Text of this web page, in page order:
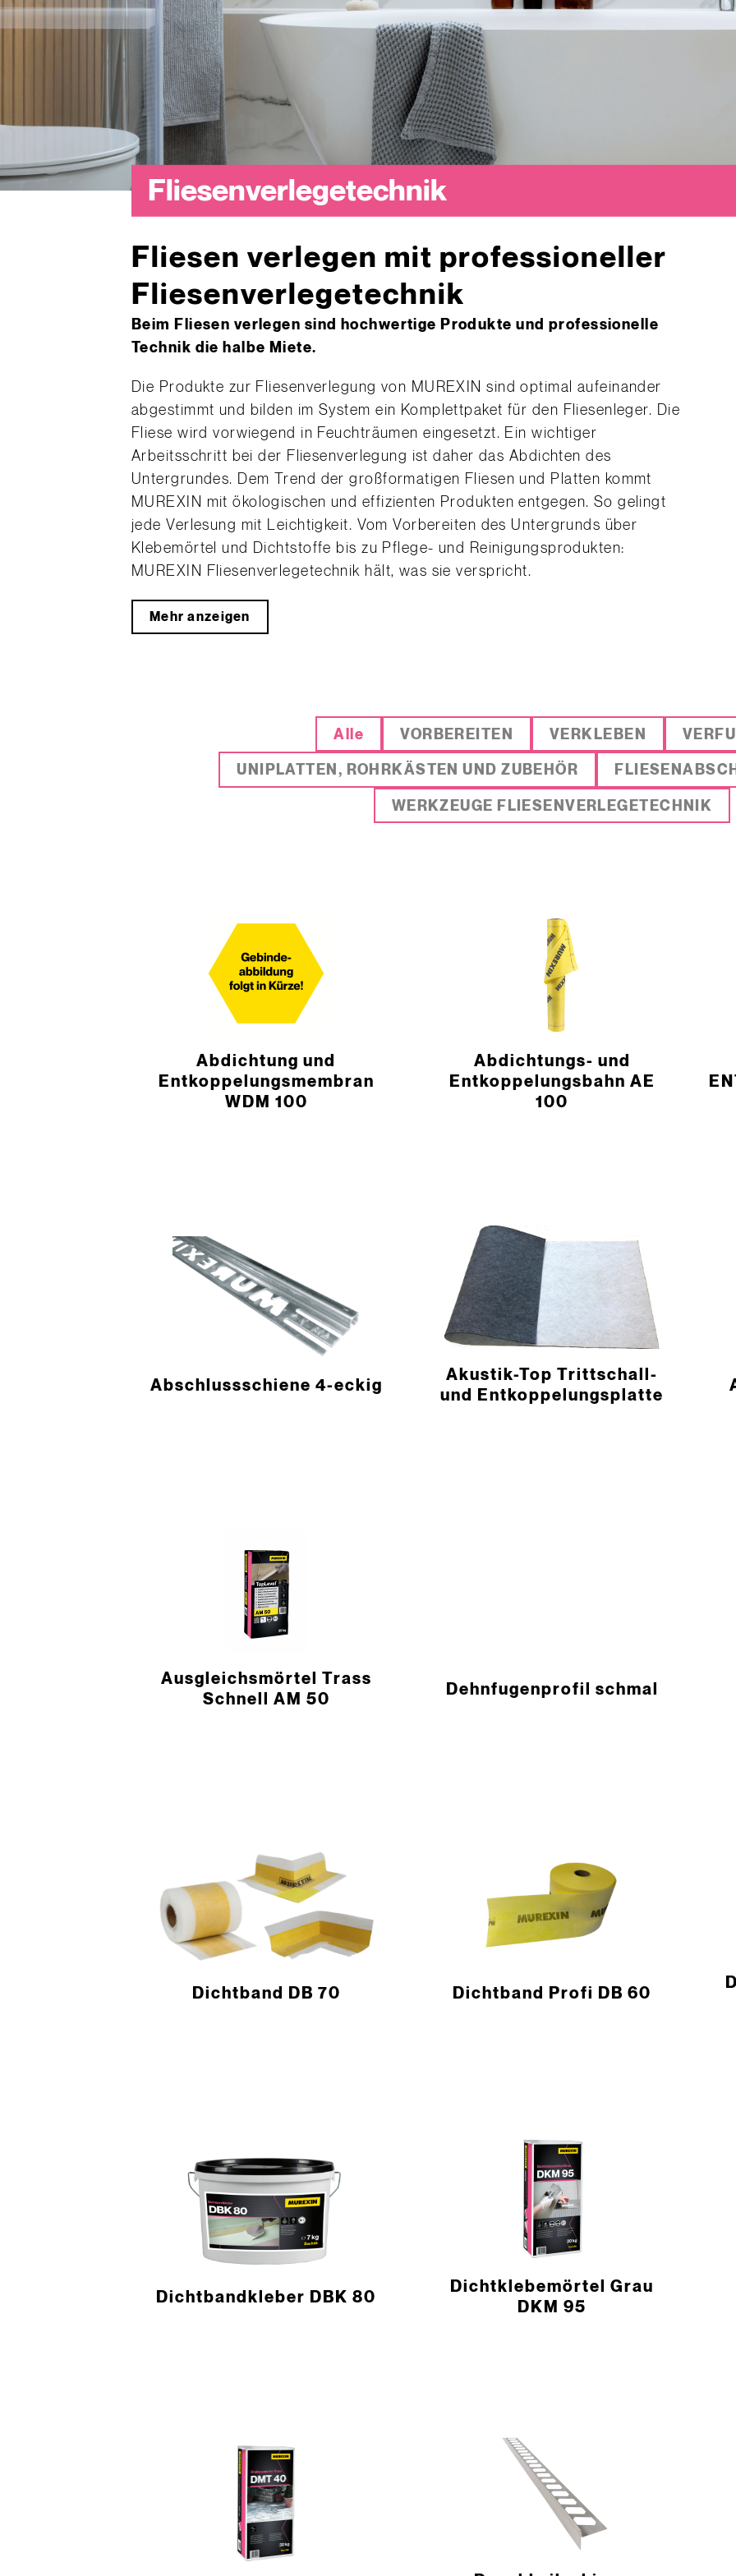
Fliesenverlegetechnik
Fliesen verlegen mit professioneller
Fliesenverlegetechnik
Beim Fliesen verlegen sind hochwertige Produkte und professionelle
Technik die halbe Miete.
Die Produkte zur Fliesenverlegung von MUREXIN sind optimal aufeinander
abgestimmt und bilden im System ein Komplettpaket für den Fliesenleger. Die
Fliese wird vorwiegend in Feuchträumen eingesetzt. Ein wichtiger
Arbeitsschritt bei der Fliesenverlegung ist daher das Abdichten des
Untergrundes. Dem Trend der großformatigen Fliesen und Platten kommt
MUREXIN mit ökologischen und effizienten Produkten entgegen. So gelingt
jede Verlesung mit Leichtigkeit. Vom Vorbereiten des Untergrunds über
Klebemörtel und Dichtstoffe bis zu Pflege- und Reinigungsprodukten:
MUREXIN Fliesenverlegetechnik hält, was sie verspricht.
Mehr anzeigen
Alle VORBEREITEN VERKLEBEN
UNIPLATTEN, ROHRKÄSTEN UND ZUBEHÖR
WERKZEUGE FLIESENVERLEGETECHNIK
­Abdichtung und
Entkoppelungsmembran
WDM 100
­Abdichtungs- und
Entkoppelungsbahn AE
100
Abschlussschiene 4-eckig
Akustik-Top Trittschall-
und Entkoppelungs­platte
Ausgleichsmörtel Trass
Schnell AM 50
Dehnfugen­profil schmal
­Dichtband DB 70 ­Dichtband Profi DB 60
­Dichtbandkleber DBK 80
Dichtklebemörtel Grau
DKM 95